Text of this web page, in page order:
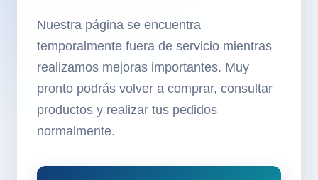
Nuestra página se encuentra
temporalmente fuera de servicio mientras
realizamos mejoras importantes. Muy
pronto podrás volver a comprar, consultar
productos y realizar tus pedidos
normalmente.